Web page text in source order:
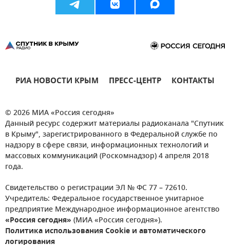
РИА НОВОСТИ КРЫМ ПРЕСС-ЦЕНТР КОНТАКТЫ
© 2026 МИА «Россия сегодня»
Данный ресурс содержит материалы радиоканала "Спутник
в Крыму", зарегистрированного в Федеральной службе по
надзору в сфере связи, информационных технологий и
массовых коммуникаций (Роскомнадзор) 4 апреля 2018
года.
Свидетельство о регистрации ЭЛ № ФС 77 – 72610.
Учредитель: Федеральное государственное унитарное
предприятие Международное информационное агентство
«Россия сегодня» (МИА «Россия сегодня»).
Политика использования Cookie и автоматического
логирования